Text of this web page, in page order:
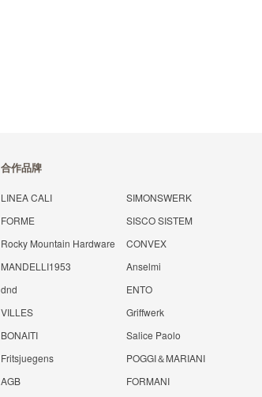
合作品牌
LINEA CALI
FORME
Rocky Mountain Hardware
MANDELLI1953
dnd
VILLES
BONAITI
Fritsjuegens
AGB
SIMONSWERK
SISCO SISTEM
CONVEX
Anselmi
ENTO
Griffwerk
Salice Paolo
POGGI＆MARIANI
FORMANI